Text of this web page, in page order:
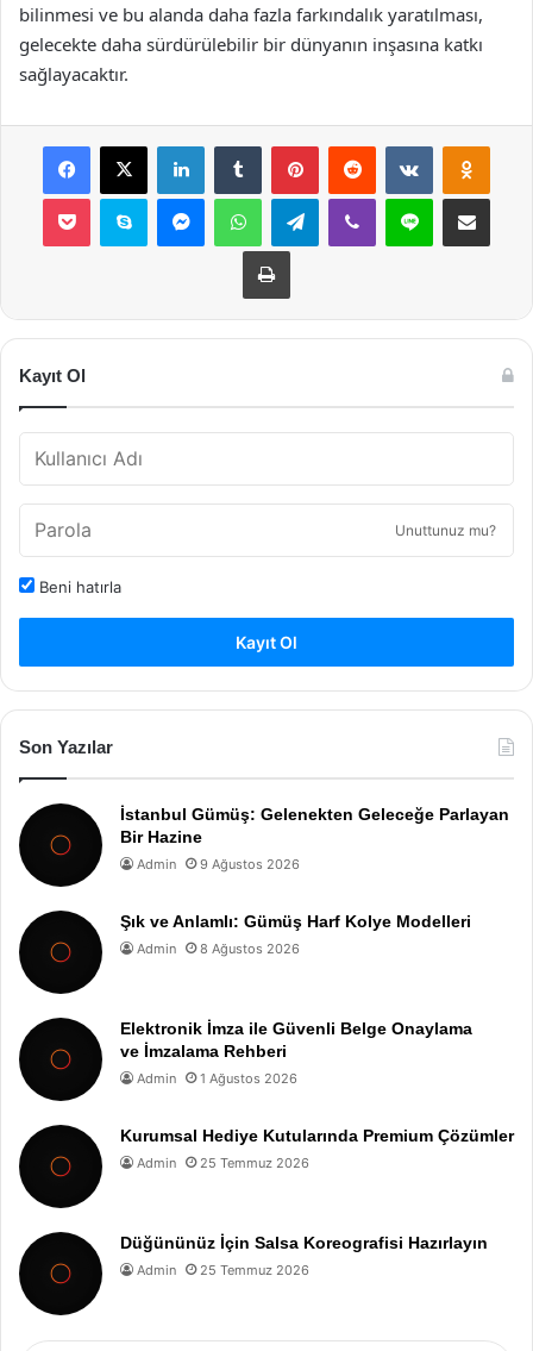
bilinmesi ve bu alanda daha fazla farkındalık yaratılması,
gelecekte daha sürdürülebilir bir dünyanın inşasına katkı
sağlayacaktır.
Facebook
X LinkedInTumblr PinterestReddit VKontakte
Pocket Skype MessengerWhatsAppTelegramViber Line E-Posta ile
Yazdır
Kayıt Ol
Unuttunuz mu?
Beni hatırla
Kayıt Ol
Son Yazılar
İstanbul Gümüş: Gelenekten Geleceğe Parlayan
Bir Hazine
Admin 9 Ağustos 2026
Şık ve Anlamlı: Gümüş Harf Kolye Modelleri
Admin 8 Ağustos 2026
Elektronik İmza ile Güvenli Belge Onaylama
ve İmzalama Rehberi
Admin 1 Ağustos 2026
Kurumsal Hediye Kutularında Premium Çözümler
Admin 25 Temmuz 2026
Düğününüz İçin Salsa Koreografisi Hazırlayın
Admin 25 Temmuz 2026